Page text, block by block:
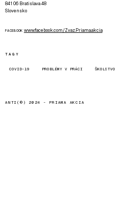
841 06 Bratislava 48
Slovensko
FACEBOOK www.facebook.com/Zvaz.Priama.akcia
TAGY
COVID-19 PROBLÉMY V PRÁCI ŠKOLSTVO
ANTI(©) 2024 - PRIAMA AKCIA